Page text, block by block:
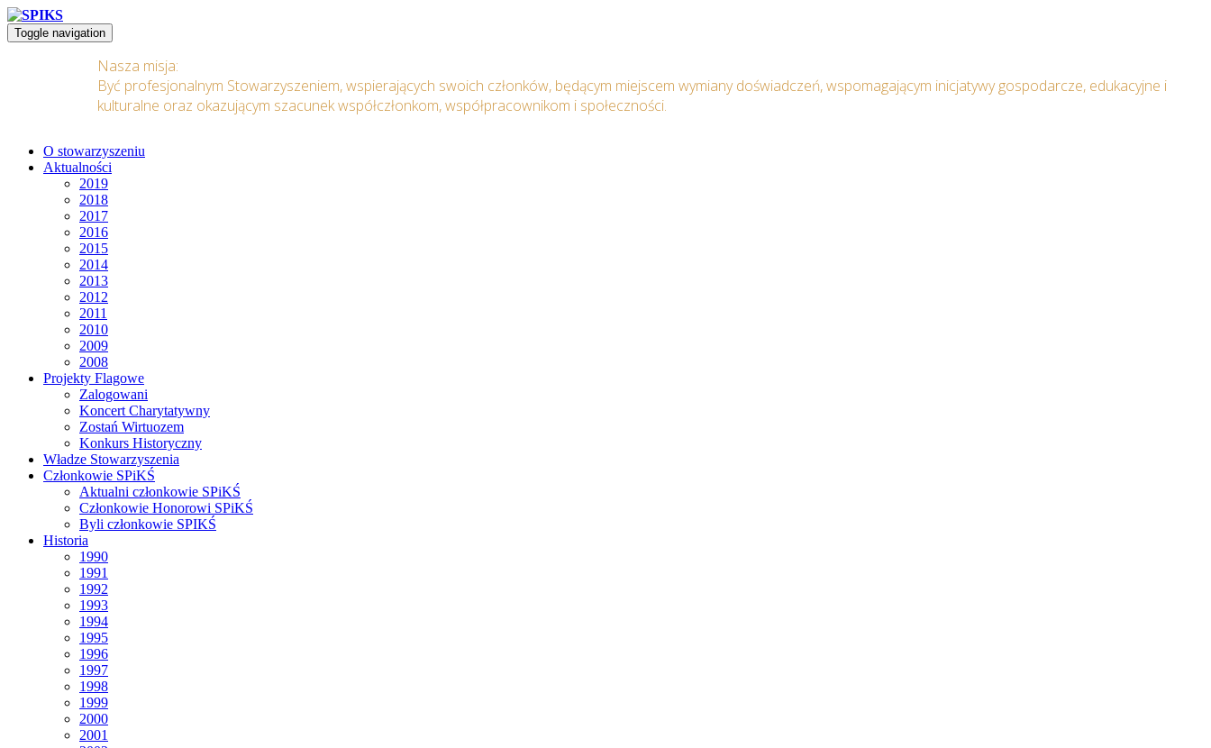
Toggle navigation
Nasza misja:
Być profesjonalnym Stowarzyszeniem, wspierających swoich członków, będącym miejscem wymiany doświadczeń, wspomagającym inicjatywy gospodarcze, edukacyjne i
kulturalne oraz okazującym szacunek współczłonkom, współpracownikom i społeczności.
O stowarzyszeniu
Aktualności
2019
2018
2017
2016
2015
2014
2013
2012
2011
2010
2009
2008
Projekty Flagowe
Zalogowani
Koncert Charytatywny
Zostań Wirtuozem
Konkurs Historyczny
Władze Stowarzyszenia
Członkowie SPiKŚ
Aktualni członkowie SPiKŚ
Członkowie Honorowi SPiKŚ
Byli członkowie SPIKŚ
Historia
1990
1991
1992
1993
1994
1995
1996
1997
1998
1999
2000
2001